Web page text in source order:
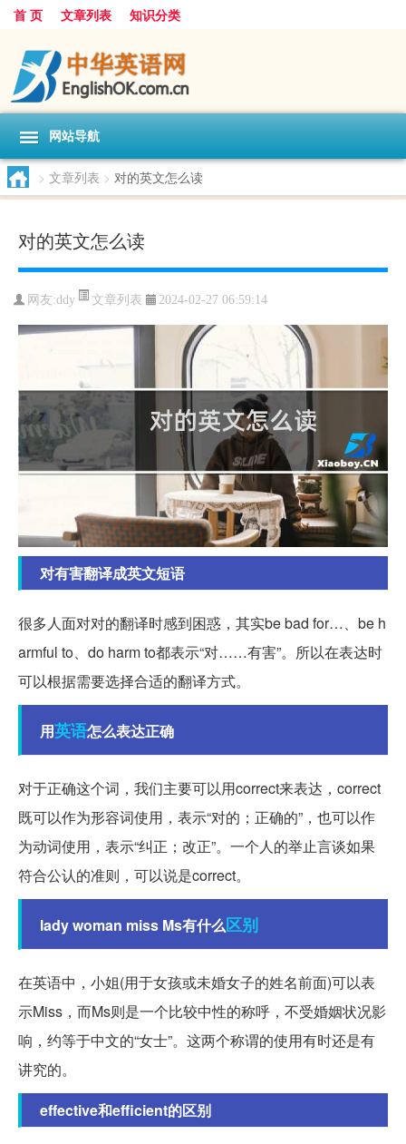
首 页 文章列表 知识分类
网站导航
> 文章列表 > 对的英文怎么读
对的英文怎么读
网友:ddy 文章列表 2024-02-27 06:59:14
对有害翻译成英文短语
很多人面对对的翻译时感到困惑，其实be bad for…、be h
armful to、do harm to都表示“对……有害”。所以在表达时
可以根据需要选择合适的翻译方式。
用英语怎么表达正确
对于正确这个词，我们主要可以用correct来表达，correct
既可以作为形容词使用，表示“对的；正确的”，也可以作
为动词使用，表示“纠正；改正”。一个人的举止言谈如果
符合公认的准则，可以说是correct。
lady woman miss Ms有什么区别
在英语中，小姐(用于女孩或未婚女子的姓名前面)可以表
示Miss，而Ms则是一个比较中性的称呼，不受婚姻状况影
响，约等于中文的“女士”。这两个称谓的使用有时还是有
讲究的。
effective和efficient的区别